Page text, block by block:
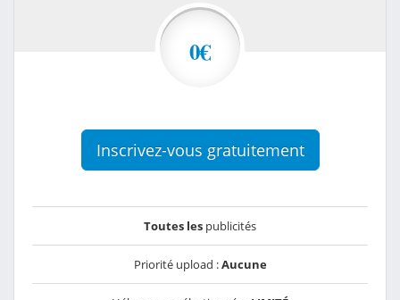
0€
Inscrivez-vous gratuitement
Toutes les publicités
Priorité upload :Aucune